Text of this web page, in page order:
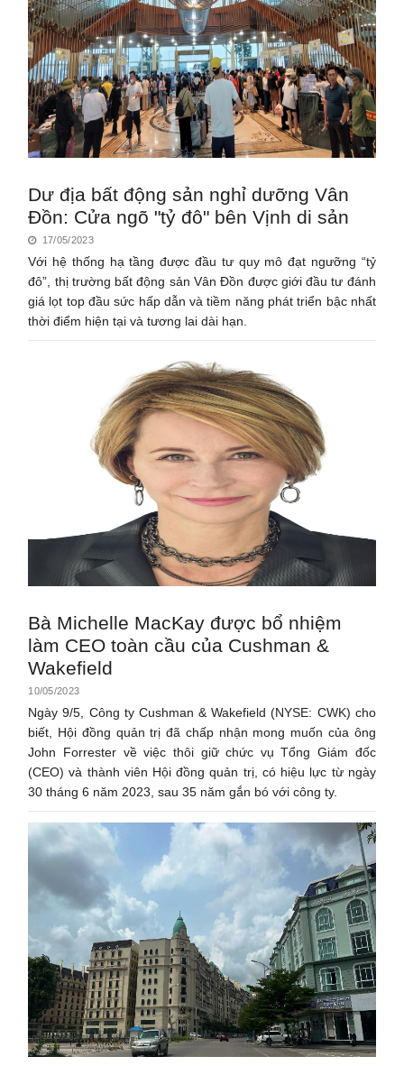
Dư địa bất động sản nghỉ dưỡng Vân
Đồn: Cửa ngõ "tỷ đô" bên Vịnh di sản
17/05/2023
Với hệ thống hạ tầng được đầu tư quy mô đạt ngưỡng “tỷ
đô”, thị trường bất động sản Vân Đồn được giới đầu tư đánh
giá lọt top đầu sức hấp dẫn và tiềm năng phát triển bậc nhất
thời điểm hiện tại và tương lai dài hạn.
Bà Michelle MacKay được bổ nhiệm
làm CEO toàn cầu của Cushman &
Wakefield
10/05/2023
Ngày 9/5, Công ty Cushman & Wakefield (NYSE: CWK) cho
biết, Hội đồng quản trị đã chấp nhận mong muốn của ông
John Forrester về việc thôi giữ chức vụ Tổng Giám đốc
(CEO) và thành viên Hội đồng quản trị, có hiệu lực từ ngày
30 tháng 6 năm 2023, sau 35 năm gắn bó với công ty.